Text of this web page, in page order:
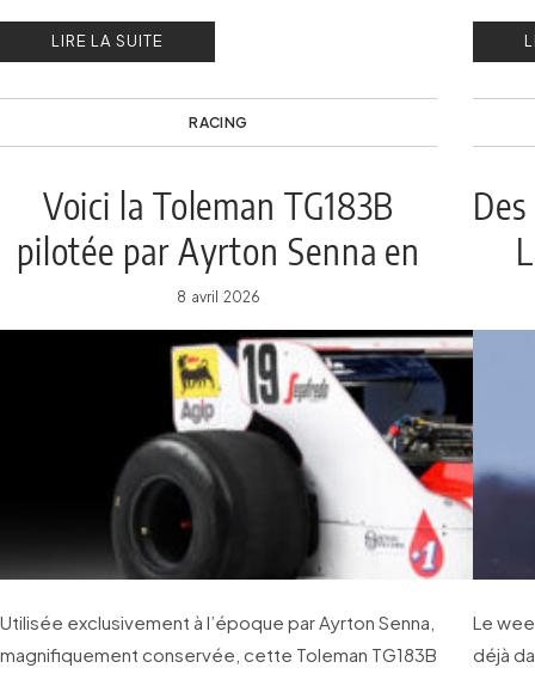
LIRE LA SUITE
RACING
Voici la Toleman TG183B
pilotée par Ayrton Senna en
1984
8 avril 2026
Utilisée exclusivement à l’époque par Ayrton Senna,
magnifiquement conservée, cette Toleman TG183B
Le
déjà